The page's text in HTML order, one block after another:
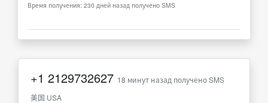
Время получения: 230 дней назад получено SMS
+1 2129732627 18 минут назад получено SMS
美国 USA